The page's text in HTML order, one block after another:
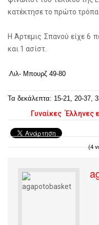
Γυναίκες Έλληνες
(4
κατέκτησε το πρώτο
Η Άρτεμις Σπανού είχε 6
και 1 ασίστ.
Λιλ- Μπουρζ 49-80
Τα δεκάλεπτα: 15-21, 20-37,